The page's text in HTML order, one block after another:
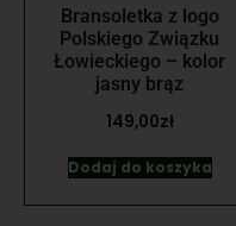
Bransoletka z logo
Polskiego Związku
Łowieckiego – kolor
jasny brąz
149,00zł
Dodaj do koszyka